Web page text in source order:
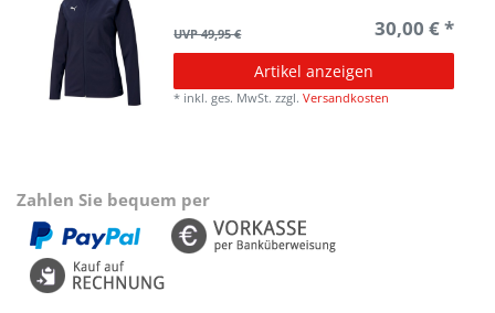
UVP 49,95 € 30,00 € *
Artikel anzeigen
* inkl. ges. MwSt. zzgl.Versandkosten
Zahlen Sie bequem per